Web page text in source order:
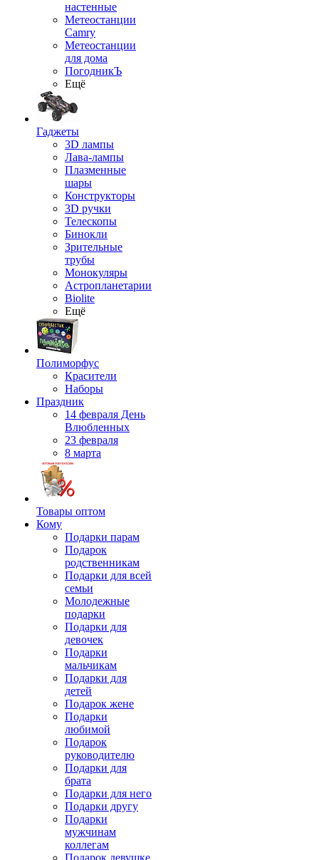
настенные
Метеостанции
Camry
Метеостанции
для дома
ПогодникЪ
Ещё
Гаджеты
3D лампы
Лава-лампы
Плазменные
шары
Конструкторы
3D ручки
Телескопы
Бинокли
Зрительные
трубы
Монокуляры
Астропланетарии
Biolite
Ещё
Полиморфус
Красители
Наборы
Праздник
14 февраля День
Влюбленных
23 февраля
8 марта
Товары оптом
Кому
Подарки парам
Подарок
родственникам
Подарки для всей
семьи
Молодежные
подарки
Подарки для
девочек
Подарки
мальчикам
Подарки для
детей
Подарок жене
Подарки
любимой
Подарок
руководителю
Подарки для
брата
Подарки для него
Подарки другу
Подарки
мужчинам
коллегам
Подарок девушке